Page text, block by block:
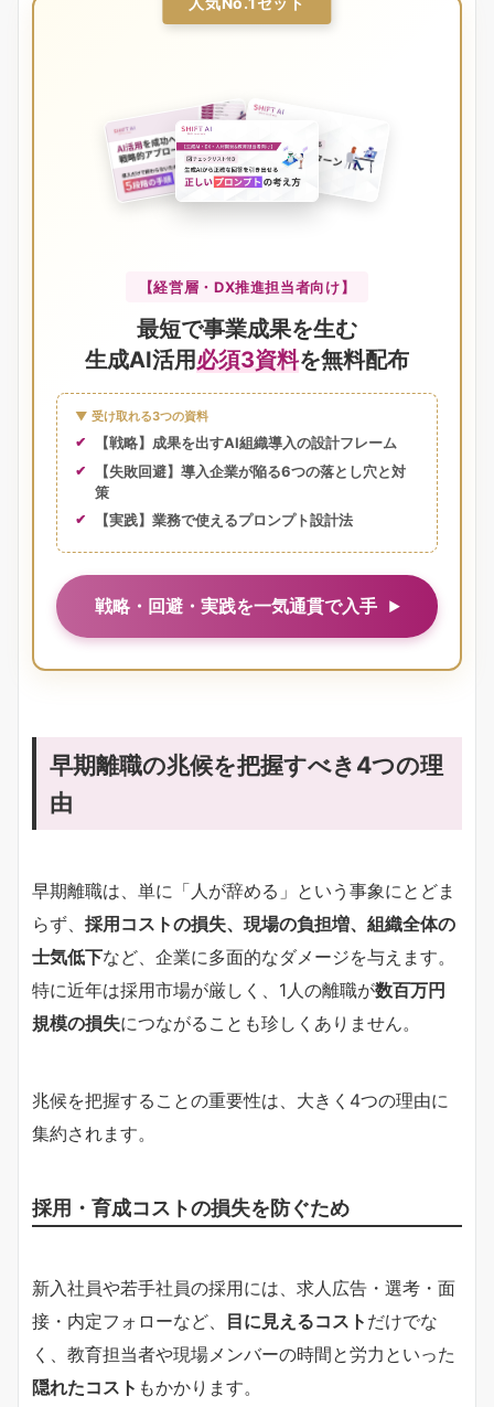
【経営層・DX推進担当者向け】
最短で事業成果を生む
生成AI活用必須3資料を無料配布
▼ 受け取れる3つの資料
【戦略】成果を出すAI組織導入の設計フレーム
【失敗回避】導入企業が陥る6つの落とし穴と対
策
【実践】業務で使えるプロンプト設計法
戦略・回避・実践を一気通貫で入手
早期離職の兆候を把握すべき4つの理
由
早期離職は、単に「人が辞める」という事象にとどま
らず、 採用コストの損失、現場の負担増、組織全体の
士気低下など、企業に多面的なダメージを与えます。
特に近年は採用市場が厳しく、1人の離職が数百万円
規模の損失につながることも珍しくありません。
兆候を把握することの重要性は、大きく4つの理由に
集約されます。
採用・育成コストの損失を防ぐため
新入社員や若手社員の採用には、求人広告・選考・面
接・内定フォローなど、 目に見えるコスト だけでな
く、教育担当者や現場メンバーの時間と労力といった
隠れたコスト もかかります。